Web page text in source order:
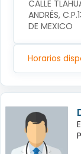
CALLE
ANDRÉS,
DE MEXICO
Horarios